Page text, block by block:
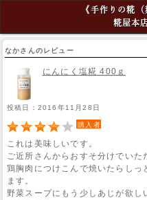
《手作りの糀
糀屋本
なかさんのレビュー
にんにく塩糀 400ｇ
投稿日：2016年11月28日
購入者
これは美味しいです。
ご近所さんからおすそ分けでいた
鶏胸肉につけこんで焼いたらし
ます。
野菜スープにもう少しあじが欲し